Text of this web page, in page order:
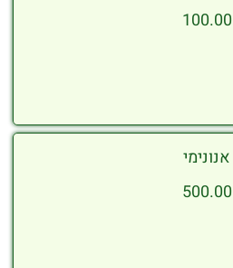
100.00
אנונימי
500.00